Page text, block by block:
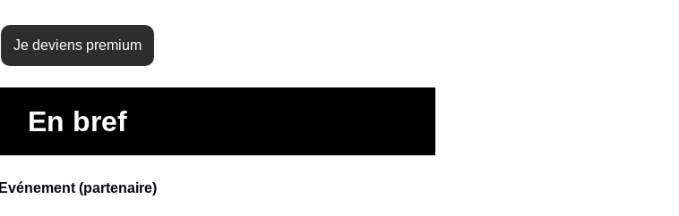
Je deviens premium
En bref
Evénement (partenaire)